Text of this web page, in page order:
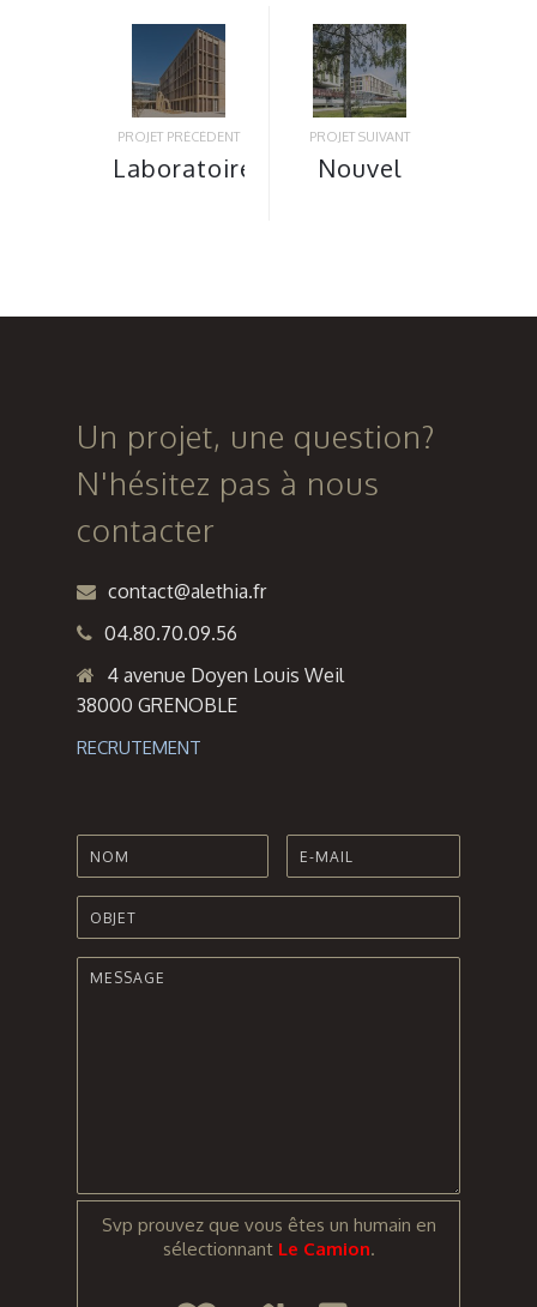
PROJET PRÉCÉDENT
Laboratoire
l’INSA à
Campus de
Lyon-Tech
La Doua
PROJET SUIVANT
Nouvel
Orléans
Un projet, une question?
N'hésitez pas à nous
contacter
contact@alethia.fr
04.80.70.09.56
4 avenue Doyen Louis Weil
38000 GRENOBLE
RECRUTEMENT
Svp prouvez que vous êtes un humain en
sélectionnantLe Camion.